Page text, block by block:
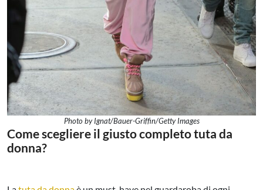
Photo by Ignat/Bauer-Griffin/Getty Images
Come scegliere il giusto completo tuta da
donna?